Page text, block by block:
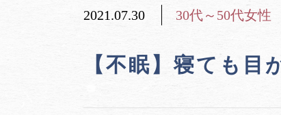
2021.07.30 30代～50代女性
【不眠】寝ても目